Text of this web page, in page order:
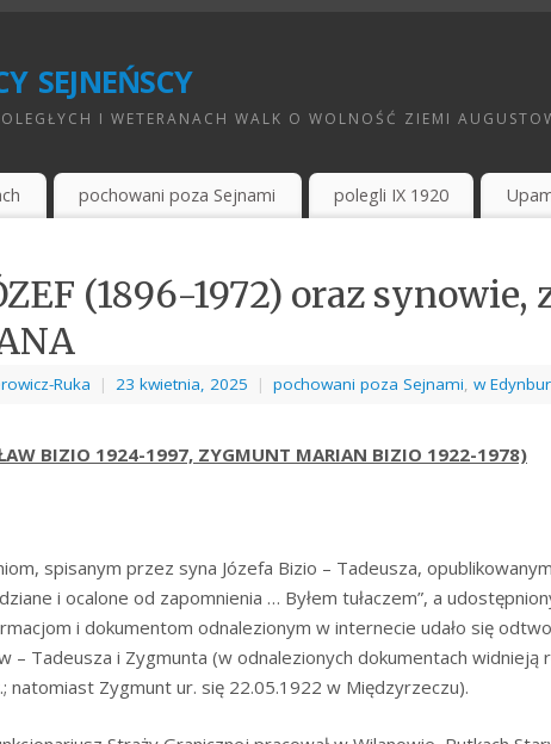
sejneńscy
I WETERANACH WALK O WOLNOŚĆ ZIEMI
pochowani poza Sejnami polegli IX 1920
(1896-1972) oraz
Ruka | 23 kwietnia, 2025 | pochowani poza Sejnami, w
BIZIO 1924-1997, ZYGMUNT MARIAN BIZIO 1922-1978)
spisanym przez syna Józefa Bizio – Tadeusza,
i ocalone od zapomnienia … Byłem tułaczem”, a
i dokumentom odnalezionym w internecie udało się
– Tadeusza i Zygmunta (w odnalezionych dokumentach
natomiast Zygmunt ur. się 22.05.1922 w Międzyrzeczu).